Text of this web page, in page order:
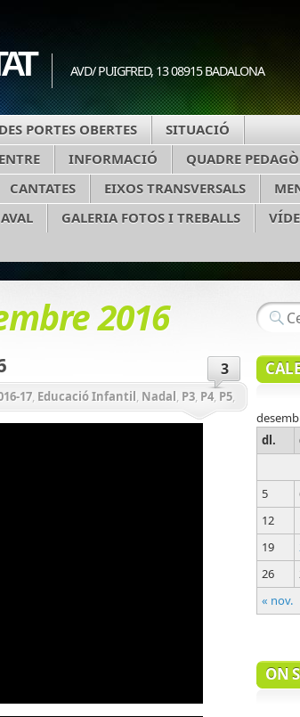
AVD/ PUIGFRED, 13 08915 BADALONA
PORTES OBERTES
SITUACIÓ
INFORMACIÓ
QUADRE
CANTATES EIXOS TRANSVERSALS
GALERIA FOTOS I TREBALLS
2016
3
17, Educació Infantil, Nadal, P3, P4, P5,
dl.
« nov.
5
12
19
26
ON